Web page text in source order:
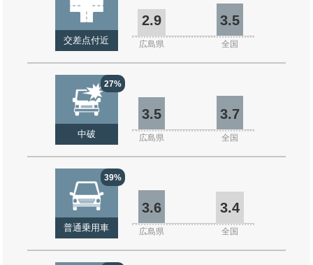
交差点付近
2.9 3.5
広島県 全国
27%
中破
3.5 3.7
広島県 全国
39%
普通乗用車
3.6 3.4
広島県 全国